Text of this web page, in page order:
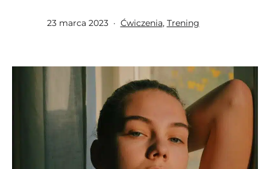
Opublikowano
23 marca 2023
Umieszczono
Ćwiczenia, Trening